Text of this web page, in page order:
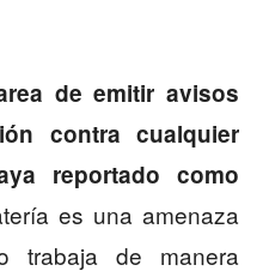
de emitir avisos
contra cualquier
reportado como
es una amenaza
trabaja de manera